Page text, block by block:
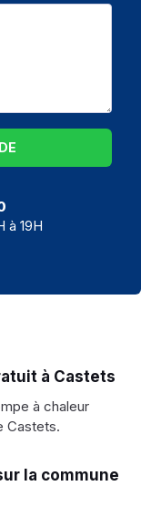
à Castets
à chaleur
Castets.
la commune
à 19H